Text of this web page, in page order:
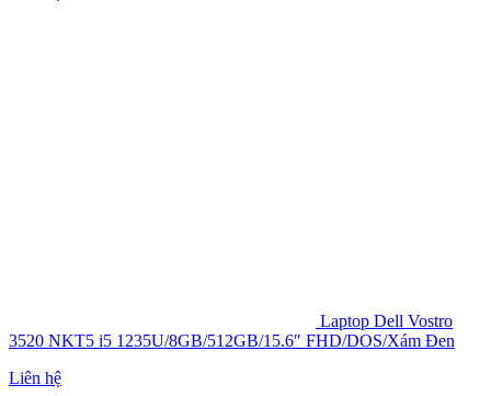
Laptop Dell Vostro
3520 NKT5 i5 1235U/8GB/512GB/15.6″ FHD/DOS/Xám Đen
Liên hệ